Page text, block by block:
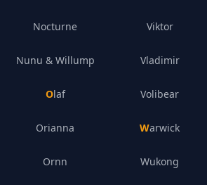
Nocturne
Nunu & Willump
Olaf
Orianna
Ornn
Viktor
Vladimir
Volibear
Warwick
Wukong